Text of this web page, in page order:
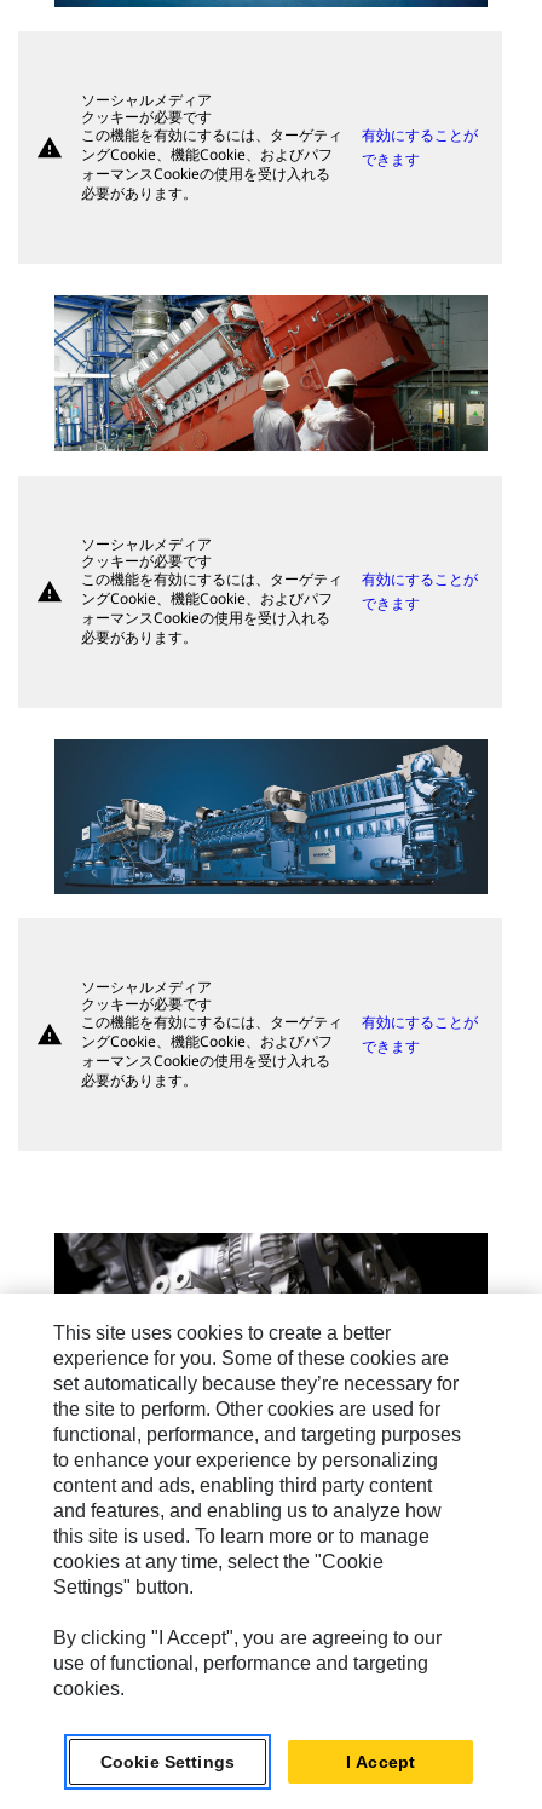
warning
ソーシャルメディア
クッキーが必要です
この機能を有効にするには、ターゲティ
ングCookie、機能Cookie、およびパフ
ォーマンスCookieの使用を受け入れる
必要があります。
有効にすることが
できます
warning
ソーシャルメディア
クッキーが必要です
この機能を有効にするには、ターゲティ
ングCookie、機能Cookie、およびパフ
ォーマンスCookieの使用を受け入れる
必要があります。
有効にすることが
できます
warning
ソーシャルメディア
クッキーが必要です
この機能を有効にするには、ターゲティ
ングCookie、機能Cookie、およびパフ
ォーマンスCookieの使用を受け入れる
必要があります。
有効にすることが
できます
warning
ソーシャルメディア
クッキーが必要です
この機能を有効にするには、ターゲティ
ングCookie、機能Cookie、およびパフ
ォーマンスCookieの使用を受け入れる
必要があります。
有効にすることが
できます
This site uses cookies to create a better
experience for you. Some of these cookies are
set automatically because they’re necessary for
the site to perform. Other cookies are used for
functional, performance, and targeting purposes
to enhance your experience by personalizing
content and ads, enabling third party content
and features, and enabling us to analyze how
this site is used. To learn more or to manage
cookies at any time, select the "Cookie
Settings" button.
By clicking "I Accept", you are agreeing to our
use of functional, performance and targeting
cookies.
Cookie Settings I Accept